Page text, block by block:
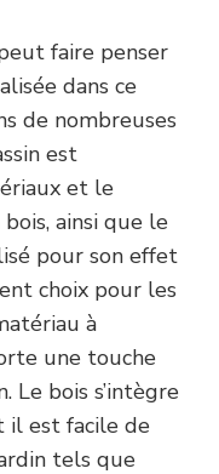
faire penser
dans ce
de nombreuses
est
et le
ainsi que le
pour son effet
choix pour les
à
une touche
Le bois s’intègre
il est facile de
tels que